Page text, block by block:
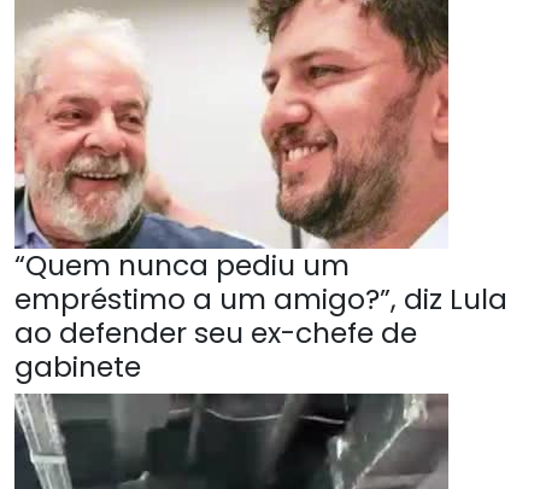
“Quem nunca pediu um
empréstimo a um amigo?”, diz Lula
ao defender seu ex-chefe de
gabinete